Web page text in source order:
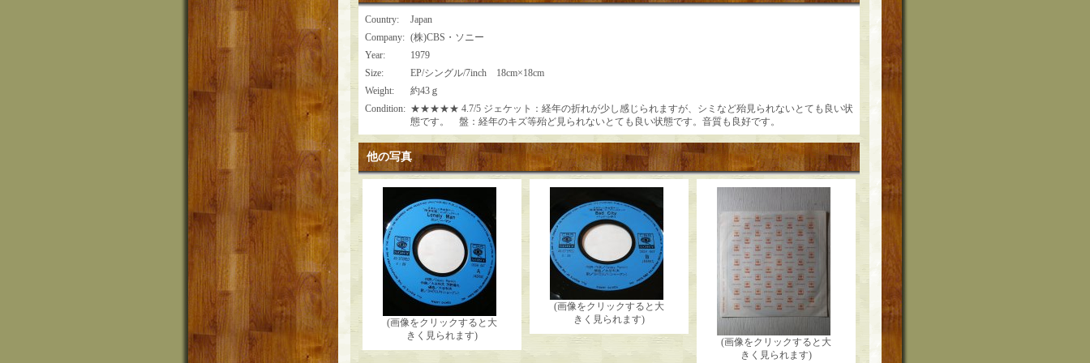
Country:
Japan
Company: (株)CBS・ソニー
Year:
1979
Size:
EP/シングル/7inch 18cm×18cm
Weight:
約43ｇ
Condition: ★★★★★ 4.7/5 ジェケット：経年の折れが少し感じられますが、シミなど殆見られないとても良い状
態です。 盤：経年のキズ等殆ど見られないとても良い状態です。音質も良好です。
他の写真
(画像をクリックすると大
きく見られます)
(画像をクリックすると大
きく見られます)
(画像をクリックすると大
きく見られます)